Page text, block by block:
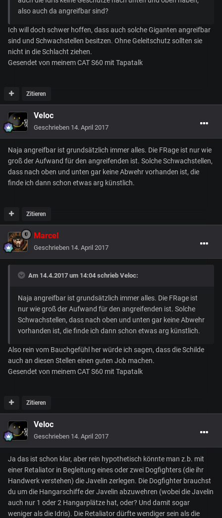
also auch da angreifbar sind?
Ich will doch schwer hoffen, dass auch solche Giganten angreifbar
sind und Schwachstellen besitzen. Ohne Geleitschutz sollten sie
nicht in die Schlacht ziehen.
Gesendet von meinem CAT S60 mit Tapatalk
Zitieren
Veloc
Geschrieben 14. April 2017
Naja angreifbar ist grundsätzlich immer alles. Die FRage ist nur wie
groß der Aufwand für den angreifenden ist. Solche Schwachstellen,
dass nach oben und unten gar keine Abwehr vorhanden ist, die
finde ich dann schon etwas arg künstlich.
Zitieren
Marcel
Geschrieben 14. April 2017
Am 14.4.2017 um 14:04 schrieb Veloc:
Naja angreifbar ist grundsätzlich immer alles. Die FRage ist
nur wie groß der Aufwand für den angreifenden ist. Solche
Schwachstellen, dass nach oben und unten gar keine Abwehr
vorhanden ist, die finde ich dann schon etwas arg künstlich.
Also rein vom Bauchgefühl her würde ich sagen, dass die Schilde
auch an diesen Stellen einen guten Job machen.
Gesendet von meinem CAT S60 mit Tapatalk
Zitieren
Veloc
Geschrieben 14. April 2017
Ja das ist schon klar, aber rein hypothetisch könnte man z.b. mit
einer Retaliator in Begleitung eines oder zwei Dogfighters (die ihr
Handwerk verstehen) die Javelin zerlegen. Die Dogfighter brauchst
du um die Hangarschiffe der Javelin abzuwehren (wobei die Javelin
auch nur 1 oder 2 Hangarplätze hat, oder? Und damit sogar
weniger als die Idris). Die Retaliator dürfte wendiger sein als die